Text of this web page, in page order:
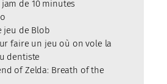
jam de 10 minutes
jeu de Blob
faire un jeu où on vole la
dentiste
of Zelda: Breath of the